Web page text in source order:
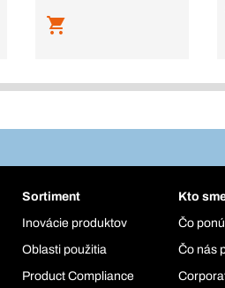
Sortiment
Inovácie produktov
Oblasti použitia
Product Compliance
Kto
Čo
Čo nás